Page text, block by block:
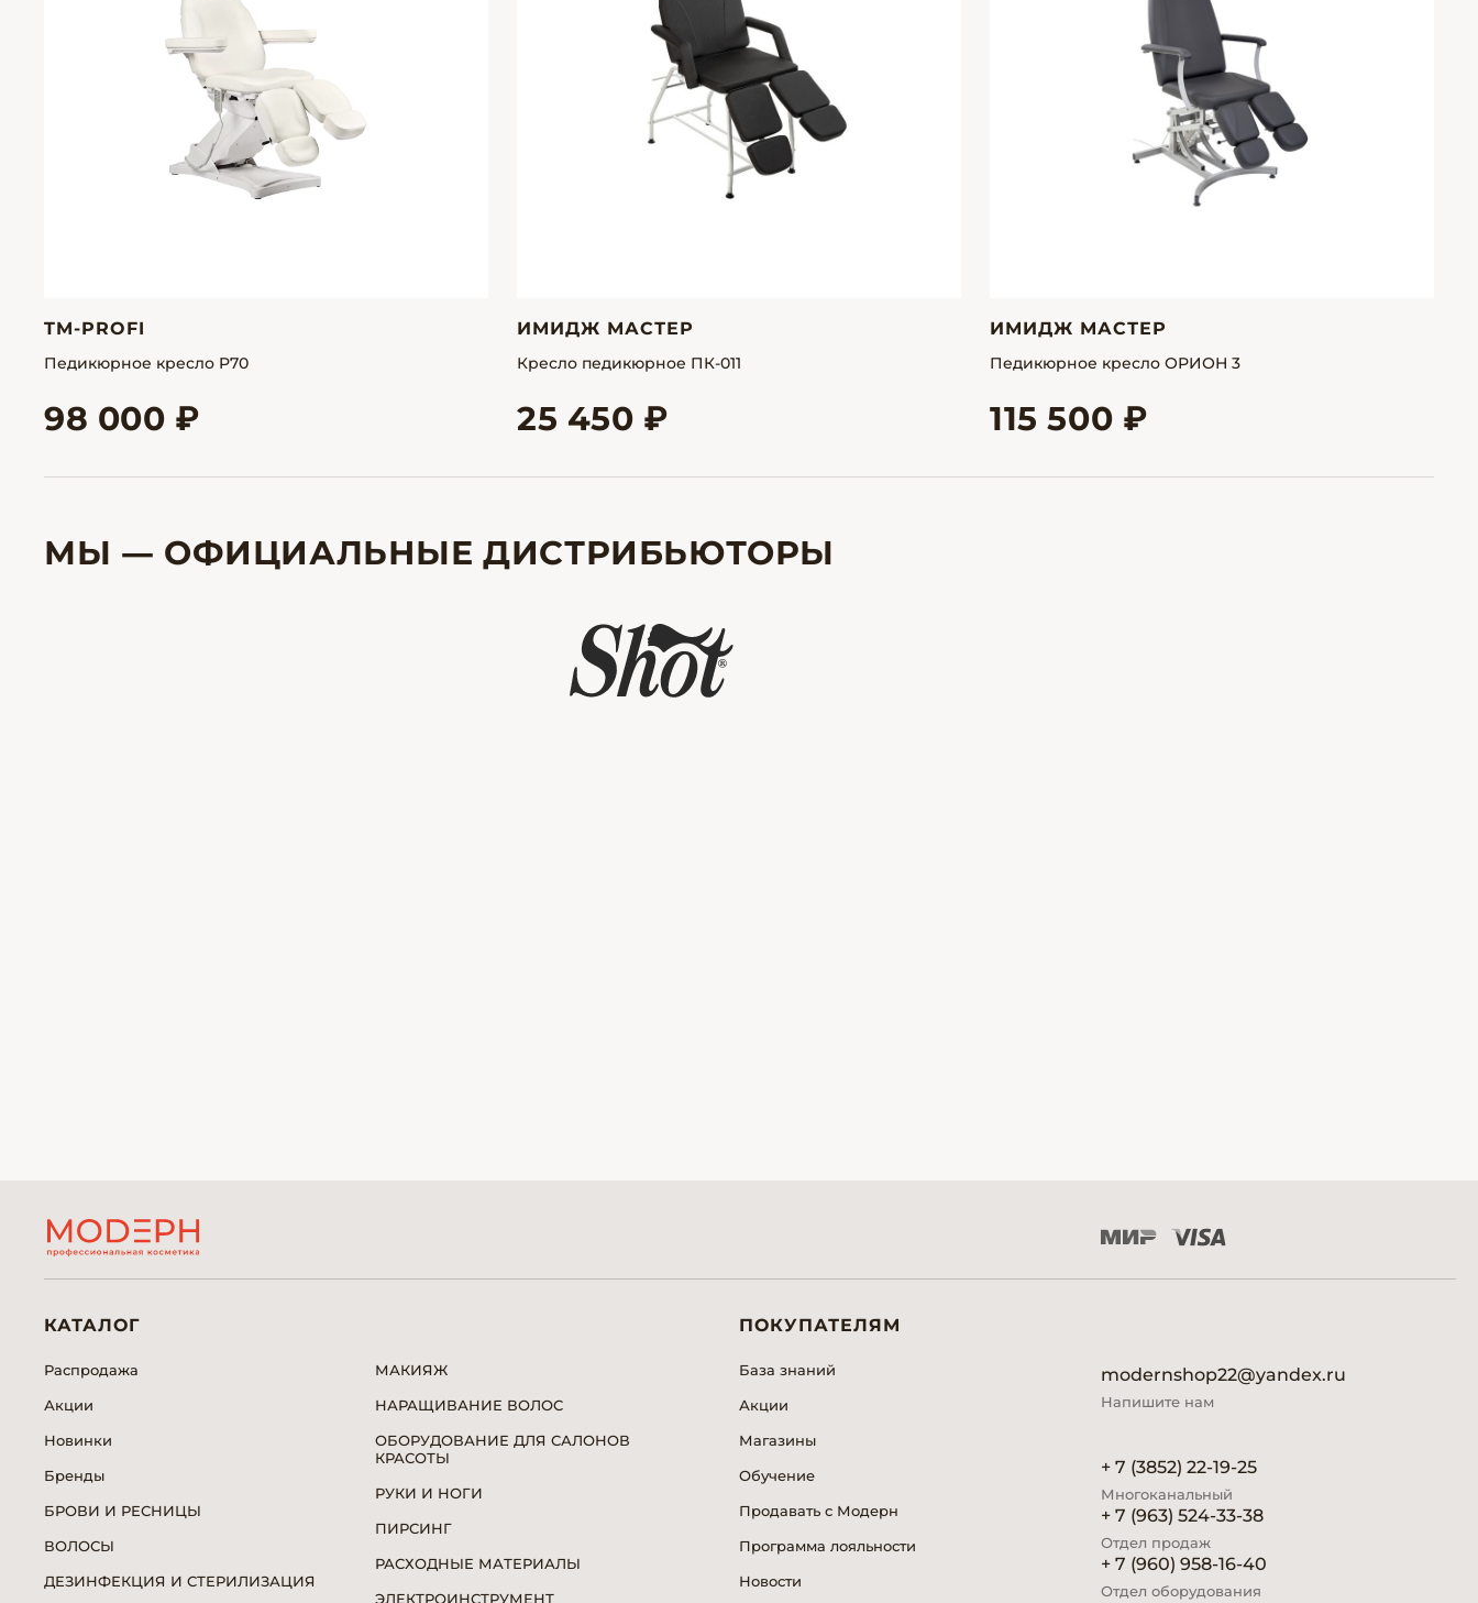
TM-PROFI
Педикюрное кресло P70
98 000 ₽
ИМИДЖ МАСТЕР
Кресло педикюрное ПК-011
25 450 ₽
ИМИДЖ МАСТЕР
Педикюрное кресло ОРИОН 3
115 500 ₽
МЫ — ОФИЦИАЛЬНЫЕ ДИСТРИБЬЮТОРЫ
modernshop22@yandex.ru
Напишите нам
+ 7 (3852) 22-19-25
Многоканальный
+ 7 (963) 524-33-38
Отдел продаж
+ 7 (960) 958-16-40
Отдел оборудования
КАТАЛОГ
Распродажа
Акции
Новинки
Бренды
БРОВИ И РЕСНИЦЫ
ВОЛОСЫ
ДЕЗИНФЕКЦИЯ И СТЕРИЛИЗАЦИЯ
МАКИЯЖ
НАРАЩИВАНИЕ ВОЛОС
ОБОРУДОВАНИЕ ДЛЯ САЛОНОВ
КРАСОТЫ
РУКИ И НОГИ
ПИРСИНГ
РАСХОДНЫЕ МАТЕРИАЛЫ
ЭЛЕКТРОИНСТРУМЕНТ
ПОКУПАТЕЛЯМ
База знаний
Акции
Магазины
Обучение
Продавать с Модерн
Программа лояльности
Новости